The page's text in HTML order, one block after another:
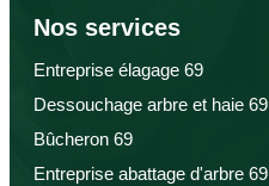
Nos services
Entreprise élagage 69
Dessouchage arbre et haie 69
Bûcheron 69
Entreprise abattage d'arbre 69